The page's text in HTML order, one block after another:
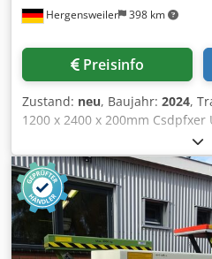
Hergensweiler 398 km
Preisinfo
Zustand: neu, Baujahr: 2024,
1200 x 2400 x 200mm
Tischplatte 20 mm,
Schwenkbereich 360°
800 bis 1200mm
0,75 KW Wir bieten die Tische
Tragfähigkeit an: Tragkraft 500
1500mm x 200mm, Bohrung
manuell oder automatisch